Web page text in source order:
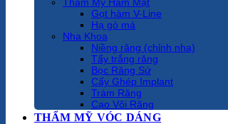
Gọt hàm V-Line
Hạ gò má
Nha Khoa
Niềng răng (chỉnh nha)
Tẩy trắng răng
Bọc Răng Sứ
Cấy Ghép Implant
Trám Răng
Cạo Vôi Răng
THẨM MỸ VÓC DÁNG